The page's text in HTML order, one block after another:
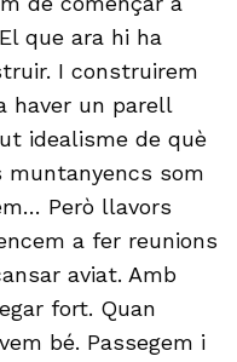
que ara hi ha
I construirem
haver un parell
idealisme de què
som
Però llavors
a fer reunions
aviat. Amb
fort. Quan
bé. Passegem i